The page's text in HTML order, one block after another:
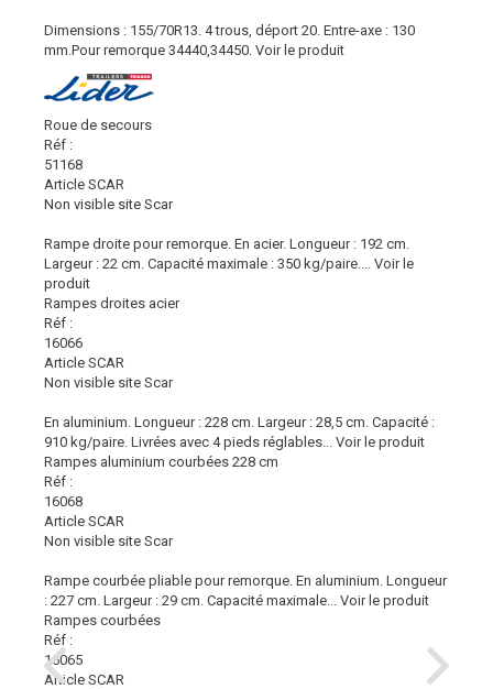
Dimensions : 155/70R13. 4 trous, déport 20. Entre-axe : 130
mm.Pour remorque 34440,34450. Voir le produit
Roue de secours
Réf :
51168
Article SCAR
Non visible site Scar
Rampe droite pour remorque. En acier. Longueur : 192 cm.
Largeur : 22 cm. Capacité maximale : 350 kg/paire....
Voir le
produit
Rampes droites acier
Réf :
16066
Article SCAR
Non visible site Scar
En aluminium. Longueur : 228 cm. Largeur : 28,5 cm. Capacité :
910 kg/paire. Livrées avec 4 pieds réglables...
Voir le produit
Rampes aluminium courbées 228 cm
Réf :
16068
Article SCAR
Non visible site Scar
Rampe courbée pliable pour remorque. En aluminium. Longueur
: 227 cm. Largeur : 29 cm. Capacité maximale...
Voir le produit
Rampes courbées
Réf :
16065
Article SCAR